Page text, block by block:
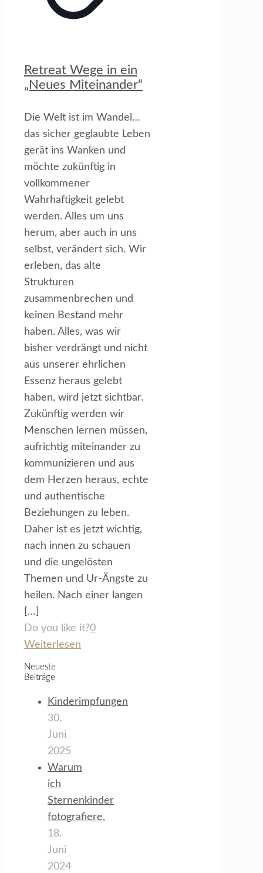
Retreat Wege in ein
„Neues Miteinander“
Die Welt ist im Wandel…
das sicher geglaubte Leben
gerät ins Wanken und
möchte zukünftig in
vollkommener
Wahrhaftigkeit gelebt
werden. Alles um uns
herum, aber auch in uns
selbst, verändert sich. Wir
erleben, das alte
Strukturen
zusammenbrechen und
keinen Bestand mehr
haben. Alles, was wir
bisher verdrängt und nicht
aus unserer ehrlichen
Essenz heraus gelebt
haben, wird jetzt sichtbar.
Zukünftig werden wir
Menschen lernen müssen,
aufrichtig miteinander zu
kommunizieren und aus
dem Herzen heraus, echte
und authentische
Beziehungen zu leben.
Daher ist es jetzt wichtig,
nach innen zu schauen
und die ungelösten
Themen und Ur-Ängste zu
heilen. Nach einer langen
[…]
Do you like it?0
Weiterlesen
Neueste
Beiträge
Kinderimpfungen
30.
Juni
2025
Warum
ich
Sternenkinder
fotografiere.
18.
Juni
2024